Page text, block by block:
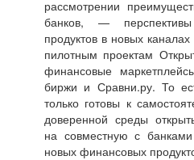
рассмотрении
банков, — перспективы
продуктов в новых
пилотным проектам
финансовые
биржи и Сравни.ру. То
только готовы к
доверенной среды
на совместную с
новых финансовых